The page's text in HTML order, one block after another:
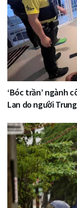
‘Bóc trần’ ngành
Lan do người